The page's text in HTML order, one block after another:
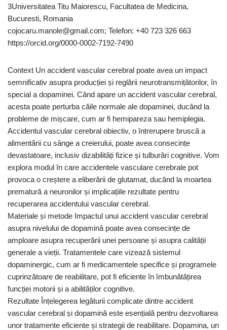
3Universitatea Titu Maiorescu, Facultatea de Medicina,
Bucuresti, Romania
cojocaru.manole@gmail.com; Telefon: +40 723 326 663
https://orcid.org/0000-0002-7192-7490
Context Un accident vascular cerebral poate avea un impact
semnificativ asupra producției și reglării neurotransmițătorilor, în
special a dopaminei. Când apare un accident vascular cerebral,
acesta poate perturba căile normale ale dopaminei, ducând la
probleme de mișcare, cum ar fi hemipareza sau hemiplegia.
Accidentul vascular cerebral obiectiv, o întrerupere bruscă a
alimentării cu sânge a creierului, poate avea consecințe
devastatoare, inclusiv dizabilități fizice și tulburări cognitive. Vom
explora modul în care accidentele vasculare cerebrale pot
provoca o creștere a eliberării de glutamat, ducând la moartea
prematură a neuronilor și implicațiile rezultate pentru
recuperarea accidentului vascular cerebral.
Materiale și metode Impactul unui accident vascular cerebral
asupra nivelului de dopamină poate avea consecințe de
amploare asupra recuperării unei persoane și asupra calității
generale a vieții. Tratamentele care vizează sistemul
dopaminergic, cum ar fi medicamentele specifice și programele
cuprinzătoare de reabilitare, pot fi eficiente în îmbunătățirea
funcției motorii și a abilităților cognitive.
Rezultate Înțelegerea legăturii complicate dintre accident
vascular cerebral și dopamină este esențială pentru dezvoltarea
unor tratamente eficiente și strategii de reabilitare. Dopamina, un